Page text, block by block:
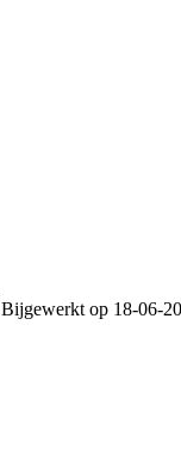
Bijgewerkt op 18-06-